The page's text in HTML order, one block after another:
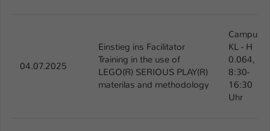
04.07.2025
Einstieg ins Facilitator
Training in the use of
LEGO(R) SERIOUS PLAY(R)
materilas and methodology
Campus
KL - H
0.064,
8:30-
16:30
Uhr